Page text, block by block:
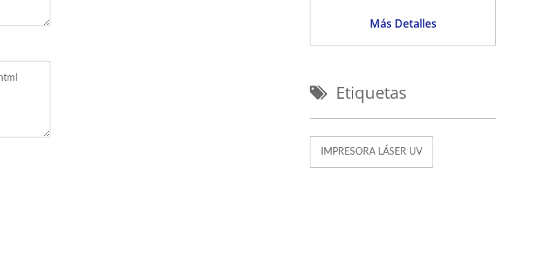
Más Detalles
Etiquetas
IMPRESORA LÁSER UV